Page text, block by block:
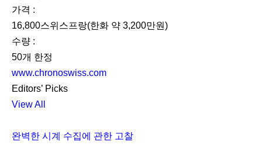
가격 :
16,800스위스프랑(한화 약 3,200만원)
수량 :
50개 한정
www.chronoswiss.com
Editors’ Picks
View All
완벽한 시계 수집에 관한 고찰